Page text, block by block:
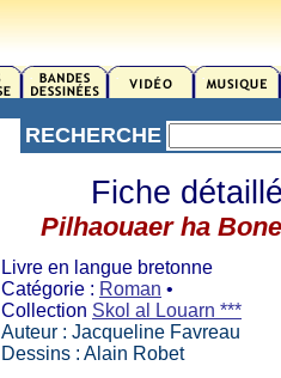
RECHERCHE
Fiche
Pilhaouaer ha
Livre en langue bretonne
Catégorie : Roman •
Collection Skol al Louarn ***
Auteur : Jacqueline Favreau
Dessins : Alain Robet